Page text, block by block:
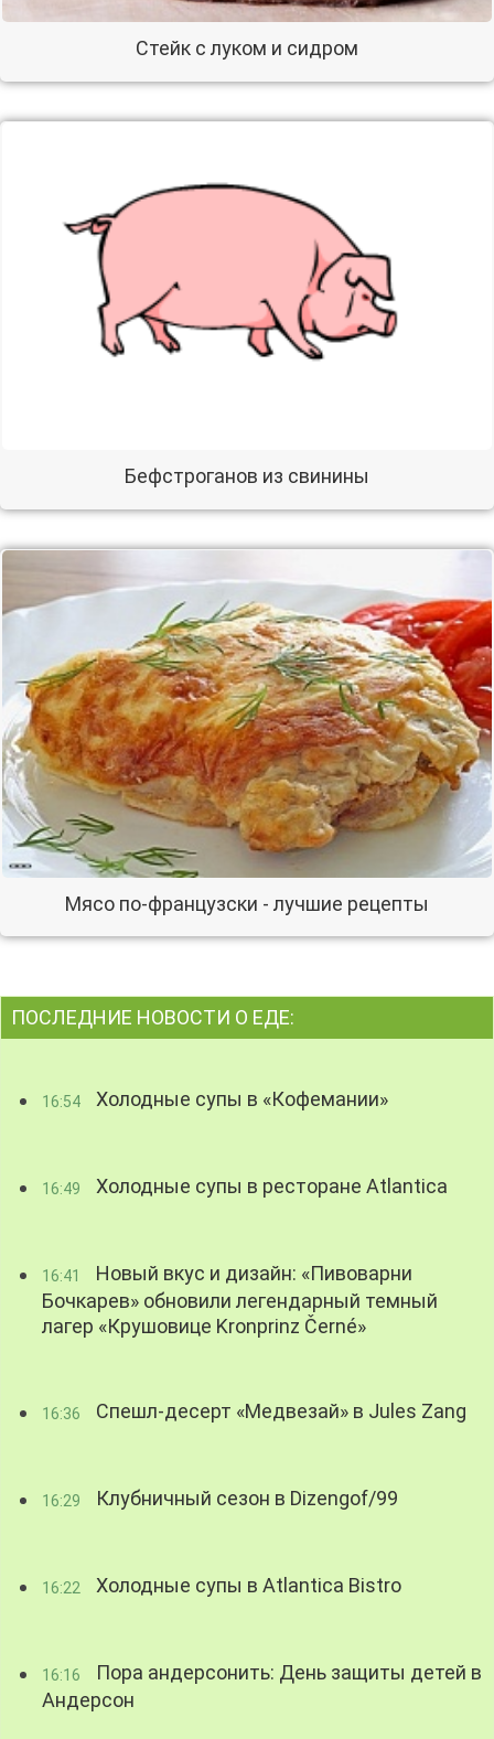
Стейк с луком и сидром
Бефстроганов из свинины
Мясо по-французски - лучшие рецепты
ПОСЛЕДНИЕ НОВОСТИ О ЕДЕ:
16:54 Холодные супы в «Кофемании»
16:49 Холодные супы в ресторане Atlantica
16:41
Новый вкус и дизайн: «Пивоварни
Бочкарев» обновили легендарный темный
лагер «Крушовице Kronprinz Černé»
16:36 Спешл-десерт «Медвезай» в Jules Zang
16:29 Клубничный сезон в Dizengof/99
16:22 Холодные супы в Atlantica Bistro
16:16
Пора андерсонить: День защиты детей в
Андерсон